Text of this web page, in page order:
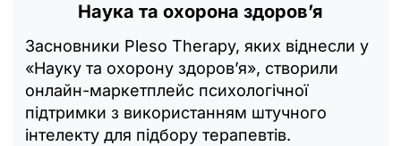
Наука та охорона здоров’я
Засновники Pleso Therapy, яких віднесли у
«Науку та охорону здоров’я», створили
онлайн-маркетплейс психологічної
підтримки з використанням штучного
інтелекту для підбору терапевтів.